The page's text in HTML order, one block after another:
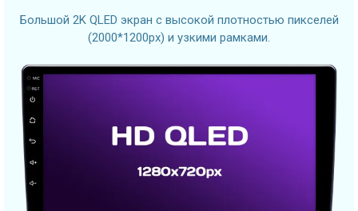
Большой 2K QLED экран с высокой плотностью пикселей
(2000*1200px) и узкими рамками.